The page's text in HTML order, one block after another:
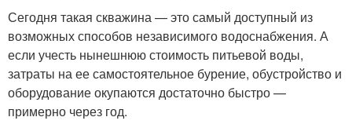
Сегодня такая скважина — это самый доступный из
возможных способов независимого водоснабжения. А
если учесть нынешнюю стоимость питьевой воды,
затраты на ее самостоятельное бурение, обустройство и
оборудование окупаются достаточно быстро —
примерно через год.